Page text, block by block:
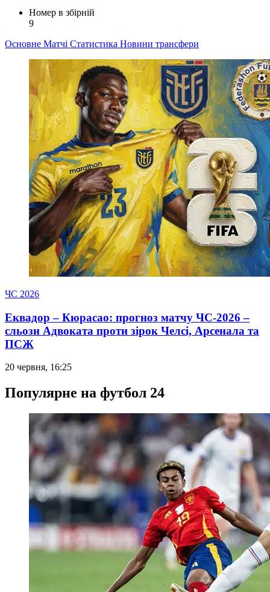
Номер в збірній
9
Основне Матчі Статистика Новини трансфери
ЧС 2026
Еквадор – Кюрасао: прогноз матчу ЧС-2026 –
сльози Адвоката проти зірок Челсі, Арсенала та
ПСЖ
20 червня, 16:25
Популярне на футбол 24